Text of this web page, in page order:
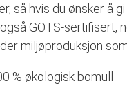
hvis du ønsker å
GOTS-sertifisert,
miljøproduksjon
% økologisk bomull